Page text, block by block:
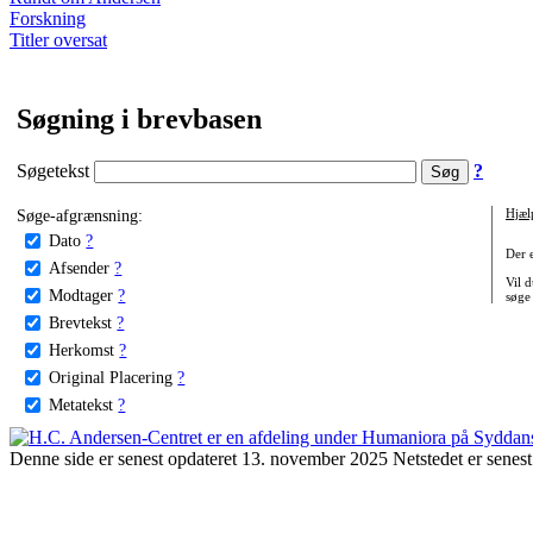
Forskning
Titler oversat
Søgning i brevbasen
Søgetekst ?
Søge-afgrænsning:
Dato ?
Afsender ?
Modtager ?
Brevtekst ?
Herkomst ?
Original Placering ?
Metatekst ?
Der
Vil
Denne side er senest opdateret 13. november 2025 Netstedet er